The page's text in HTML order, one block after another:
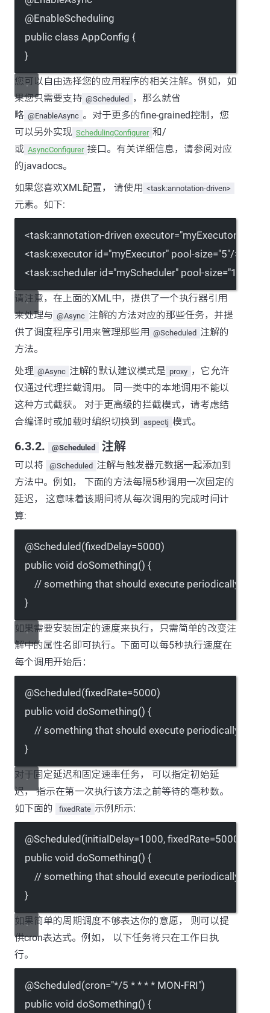
@EnableScheduling
public class AppConfig {
}
您可以自由选择您的应用程序的相关注解。例如，如
果您只需要支持 @Scheduled ，那么就省
略 @EnableAsync 。对于更多的fine-grained控制，您
可以另外实现 SchedulingConfigurer 和/
或 AsyncConfigurer 接口。有关详细信息，请参阅对应
的javadocs。
如果您喜欢XML配置， 请使用 <task:annotation-driven>
元素。如下:
<task:annotation-driven executor="myExecutor"
<task:executor id="myExecutor" pool-size="5"/>
<task:scheduler id="myScheduler" pool-size="10"
请注意，在上面的XML中，提供了一个执行器引用
来处理与 @Async 注解的方法对应的那些任务，并提
供了调度程序引用来管理那些用 @Scheduled 注解的
方法。
处理 @Async 注解的默认建议模式是 proxy ，它允许
仅通过代理拦截调用。 同一类中的本地调用不能以
这种方式截获。 对于更高级的拦截模式，请考虑结
合编译时或加载时编织切换到
aspectj 模式。
6.3.2. @Scheduled 注解
可以将 @Scheduled 注解与触发器元数据一起添加到
方法中。例如， 下面的方法每隔5秒调用一次固定的
延迟， 这意味着该期间将从每次调用的完成时间计
算:
@Scheduled(fixedDelay=5000)
public void doSomething() {
// something that should execute periodically
}
如果需要安装固定的速度来执行，只需简单的改变注
解中的属性名即可执行。下面可以每5秒执行速度在
每个调用开始后：
@Scheduled(fixedRate=5000)
public void doSomething() {
// something that should execute periodically
}
对于固定延迟和固定速率任务， 可以指定初始延
迟， 指示在第一次执行该方法之前等待的毫秒数。
如下面的
fixedRate 示例所示:
@Scheduled(initialDelay=1000, fixedRate=5000
public void doSomething() {
// something that should execute periodically
}
如果简单的周期调度不够表达你的意愿， 则可以提
供cron表达式。例如， 以下任务将只在工作日执
行。
@Scheduled(cron="*/5 * * * * MON-FRI")
public void doSomething() {